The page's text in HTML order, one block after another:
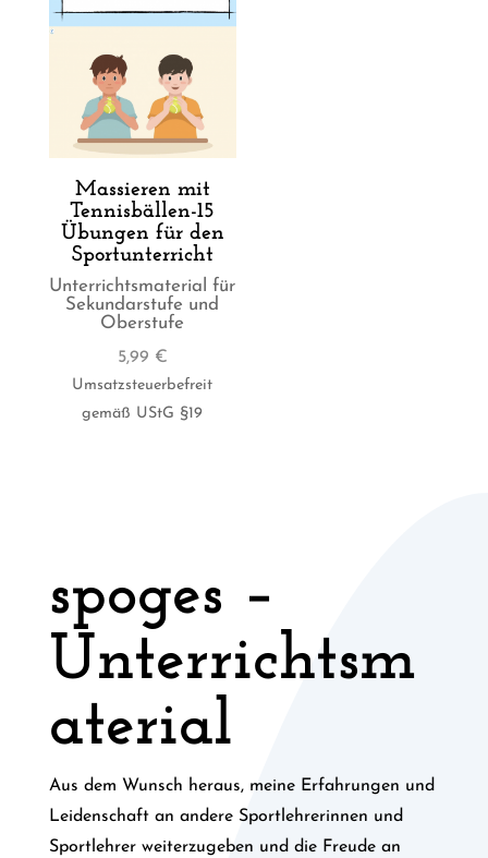
Massieren mit
Tennisbällen-15
Übungen für den
Sportunterricht
Unterrichtsmaterial für
Sekundarstufe und
Oberstufe
5,99 €
Umsatzsteuerbefreit
gemäß UStG §19
spoges –
Unterrichtsm
aterial
Aus dem Wunsch heraus, meine Erfahrungen und
Leidenschaft an andere Sportlehrerinnen und
Sportlehrer weiterzugeben und die Freude an